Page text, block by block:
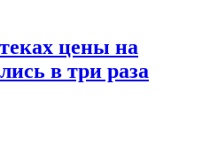
цены на
в три раза